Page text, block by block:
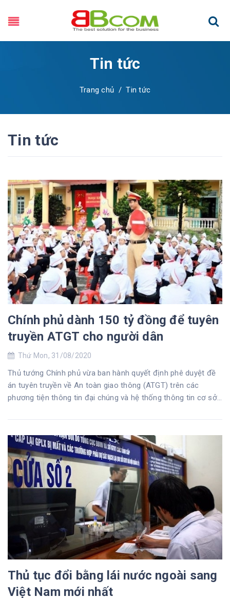
Tin tức
Trang chủ / Tin tức
Tin tức
Chính phủ dành 150 tỷ đồng để tuyên
truyền ATGT cho người dân
Thứ Mon, 31/08/2020
Thủ tướng Chính phủ vừa ban hành quyết định phê duyệt đề
án tuyên truyền về An toàn giao thông (ATGT) trên các
phương tiện thông tin đại chúng và hệ thống thông tin cơ sở,
Thủ tục đổi bằng lái nước ngoài sang
Việt Nam mới nhất